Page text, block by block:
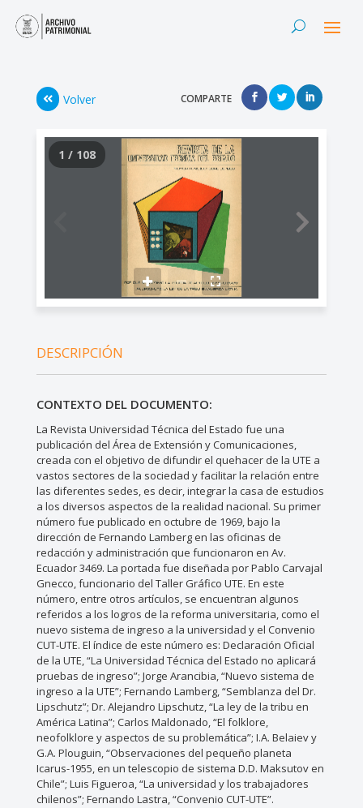
Volver COMPARTE
1 / 108
DESCRIPCIÓN
CONTEXTO DEL DOCUMENTO:
La Revista Universidad Técnica del Estado fue una
publicación del Área de Extensión y Comunicaciones,
creada con el objetivo de difundir el quehacer de la UTE a
vastos sectores de la sociedad y facilitar la relación entre
las diferentes sedes, es decir, integrar la casa de estudios
a los diversos aspectos de la realidad nacional. Su primer
número fue publicado en octubre de 1969, bajo la
dirección de Fernando Lamberg en las oficinas de
redacción y administración que funcionaron en Av.
Ecuador 3469. La portada fue diseñada por Pablo Carvajal
Gnecco, funcionario del Taller Gráfico UTE. En este
número, entre otros artículos, se encuentran algunos
referidos a los logros de la reforma universitaria, como el
nuevo sistema de ingreso a la universidad y el Convenio
CUT-UTE. El índice de este número es: Declaración Oficial
de la UTE, “La Universidad Técnica del Estado no aplicará
pruebas de ingreso”; Jorge Arancibia, “Nuevo sistema de
ingreso a la UTE”; Fernando Lamberg, “Semblanza del Dr.
Lipschutz”; Dr. Alejandro Lipschutz, “La ley de la tribu en
América Latina”; Carlos Maldonado, “El folklore,
neofolklore y aspectos de su problemática”; I.A. Belaiev y
G.A. Plouguin, “Observaciones del pequeño planeta
Icarus-1955, en un telescopio de sistema D.D. Maksutov en
Chile”; Luis Figueroa, “La universidad y los trabajadores
chilenos”; Fernando Lastra, “Convenio CUT-UTE”.